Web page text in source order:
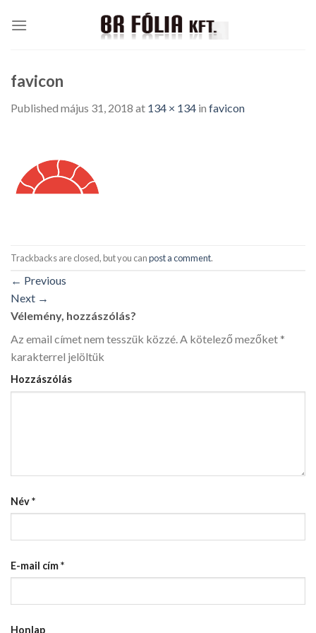
favicon
Published május 31, 2018 at 134 × 134 in favicon
Trackbacks are closed, but you canpost a comment.
← Previous
Next →
Vélemény, hozzászólás?
Az email címet nem tesszük közzé.A kötelező mezőket *
karakterrel jelöltük
Hozzászólás
Név*
E-mail cím*
Honlap